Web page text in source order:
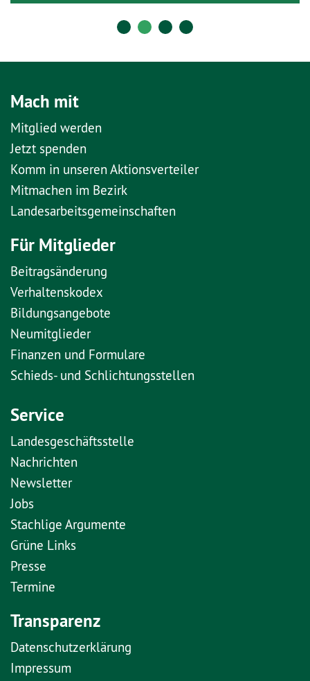
Mach mit
Mitglied werden
Jetzt spenden
Komm in unseren Aktionsverteiler
Mitmachen im Bezirk
Landesarbeitsgemeinschaften
Für Mitglieder
Beitragsänderung
Verhaltenskodex
Bildungsangebote
Neumitglieder
Finanzen und Formulare
Schieds- und Schlichtungsstellen
Service
Landesgeschäftsstelle
Nachrichten
Newsletter
Jobs
Stachlige Argumente
Grüne Links
Presse
Termine
Transparenz
Datenschutzerklärung
Impressum